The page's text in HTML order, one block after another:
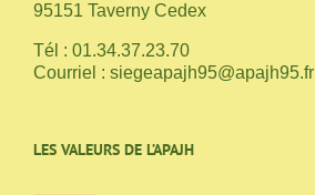
95151 Taverny Cedex
Tél : 01.34.37.23.70
Courriel : siegeapajh95@apajh95.fr
LES VALEURS DE L’APAJH